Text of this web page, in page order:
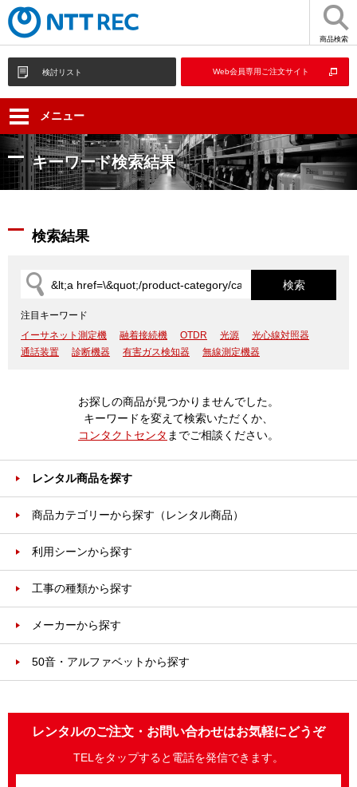
商品検索
検討リスト Web会員専用ご注文サイト
メニュー
キーワード検索結果
検索結果
注目キーワード
イーサネット測定機
融着接続機 OTDR 光源
光心線対照器
通話装置
診断機器 有害ガス検知器 無線測定機器
お探しの商品が見つかりませんでした。
キーワードを変えて検索いただくか、
コンタクトセンタ までご相談ください。
レンタル商品を探す
商品カテゴリーから探す（レンタル商品）
利用シーンから探す
工事の種類から探す
メーカーから探す
50音・アルファベットから探す
レンタルのご注文・お問い合わせはお気軽にどうぞ
TELをタップすると電話を発信できます。